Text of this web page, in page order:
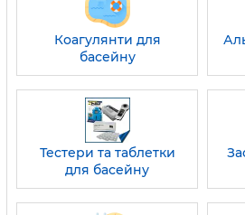
Коагулянти для
басейну
Тестери та таблетки
для басейну